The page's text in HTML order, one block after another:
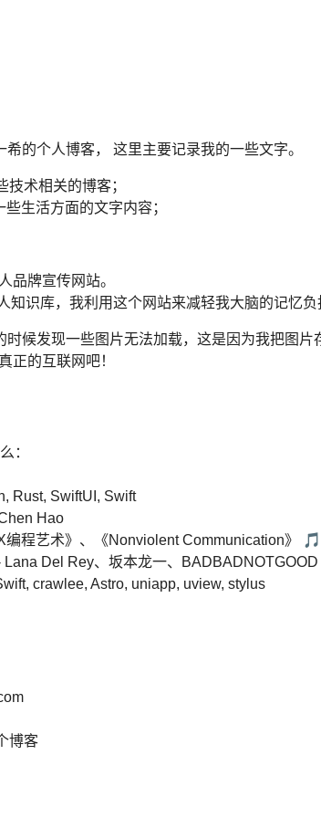
的个人博客， 这里主要记录我的一些文字。
技术相关的博客；
生活方面的文字内容；
品牌宣传网站。
知识库，我利用这个网站来减轻我大脑的记忆负
时候发现一些图片无法加载，这是因为我把图片
正的互联网吧！
：
Rust, SwiftUI, Swift
Hao
编程艺术》、《Nonviolent Communication》
Lana Del Rey、坂本龙一、BADBADNOTGOOD
crawlee, Astro, uniapp, uview, stylus
博客